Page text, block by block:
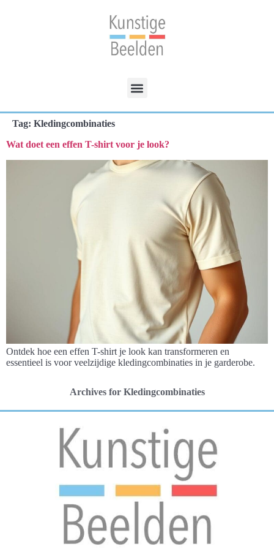
Tag: Kledingcombinaties
Wat doet een effen T-shirt voor je look?
Ontdek hoe een effen T-shirt je look kan transformeren en
essentieel is voor veelzijdige kledingcombinaties in je garderobe.
Archives for Kledingcombinaties